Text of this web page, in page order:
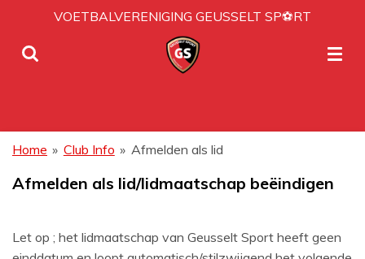
naar
VOETBALVERENIGING GEUSSELT SP⚽RT
Home » Club Info » Afmelden als lid
Afmelden als lid/lidmaatschap beëindigen
Let op ; het lidmaatschap van Geusselt Sport heeft geen